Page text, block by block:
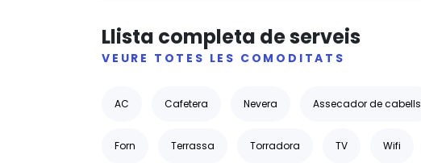
Llista completa de serveis
VEURE TOTES LES COMODITATS
AC Cafetera Nevera Assecador de cabells
Forn Terrassa Torradora TV Wifi